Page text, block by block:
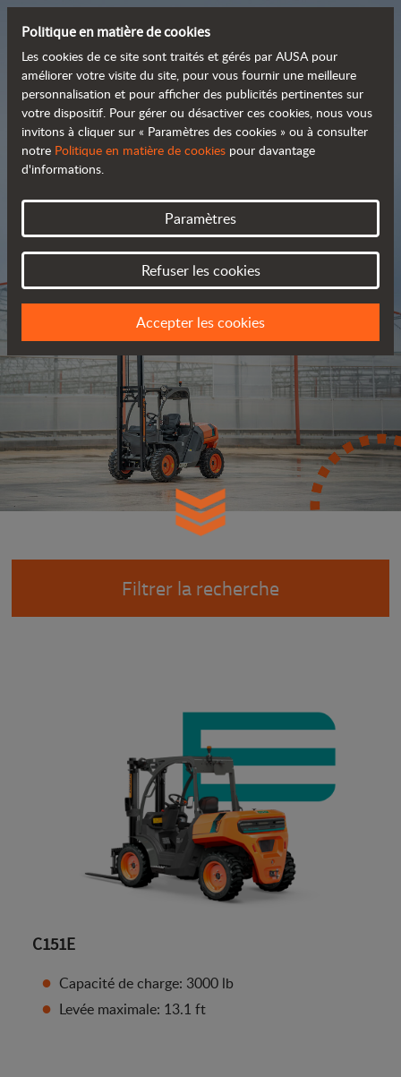
Découvrez notre large
gamme de produits
Catalogue
Filtrer la recherche
C151E
Capacité de charge: 3000 lb
Levée maximale: 13.1 ft
Politique en matière de cookies
Les cookies de ce site sont traités et gérés par AUSA pour
améliorer votre visite du site, pour vous fournir une meilleure
personnalisation et pour afficher des publicités pertinentes sur
votre dispositif. Pour gérer ou désactiver ces cookies, nous vous
invitons à cliquer sur « Paramètres des cookies » ou à consulter
notre Politique en matière de cookies pour davantage
d'informations.
Paramètres
Refuser les cookies
Accepter les cookies